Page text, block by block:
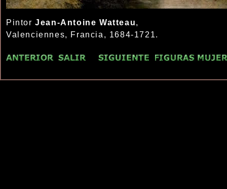
PintorJean-Antoine Watteau,
Valenciennes, Francia, 1684-1721.